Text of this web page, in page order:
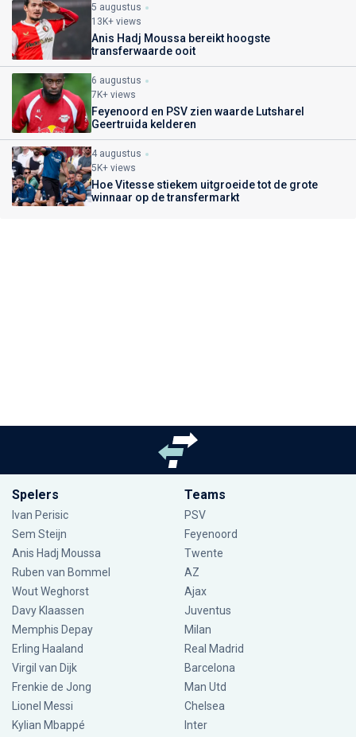
5 augustus
13K+ views
Anis Hadj Moussa bereikt hoogste
transferwaarde ooit
6 augustus
7K+ views
Feyenoord en PSV zien waarde Lutsharel
Geertruida kelderen
4 augustus
5K+ views
Hoe Vitesse stiekem uitgroeide tot de grote
winnaar op de transfermarkt
Spelers
Ivan Perisic
Sem Steijn
Anis Hadj Moussa
Ruben van Bommel
Wout Weghorst
Davy Klaassen
Memphis Depay
Erling Haaland
Virgil van Dijk
Frenkie de Jong
Lionel Messi
Kylian Mbappé
Teams
PSV
Feyenoord
Twente
AZ
Ajax
Juventus
Milan
Real Madrid
Barcelona
Man Utd
Chelsea
Inter